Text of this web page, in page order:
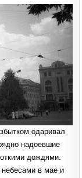
одаривал
надоевшие
дождями.
в мае и